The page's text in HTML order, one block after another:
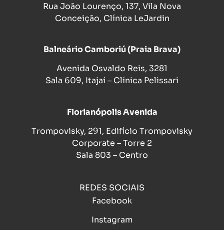
Rua João Lourenço, 137, Vila Nova
Conceição, Clínica LeJardin
Balneário Camboriú (Praia Brava)
Avenida Osvaldo Reis, 3281
Sala 609, Itajaí – Clínica Pelissari
Florianópolis Avenida
Trompovisky, 291, Edifício Trompovisky
Corporate – Torre 2
Sala 803 – Centro
REDES SOCIAIS
Facebook
Instagram